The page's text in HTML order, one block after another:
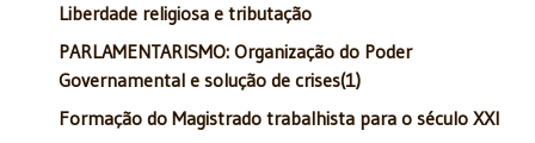
Liberdade religiosa e tributação
PARLAMENTARISMO: Organização do Poder
Governamental e solução de crises(1)
Formação do Magistrado trabalhista para o século XXI